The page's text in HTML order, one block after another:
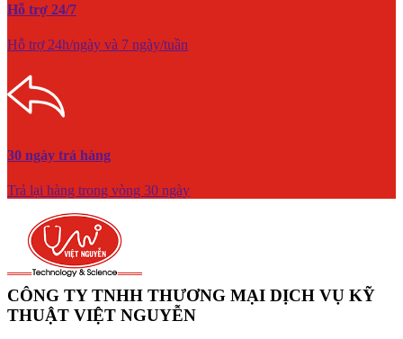
Hỗ trợ 24/7
Hỗ trợ 24h/ngày và 7 ngày/tuần
30 ngày trả hàng
Trả lại hàng trong vòng 30 ngày
CÔNG TY TNHH THƯƠNG MẠI DỊCH VỤ KỸ
THUẬT VIỆT NGUYỄN